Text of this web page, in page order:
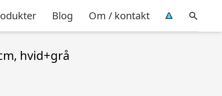
Blog Om / kontakt
hvid+grå